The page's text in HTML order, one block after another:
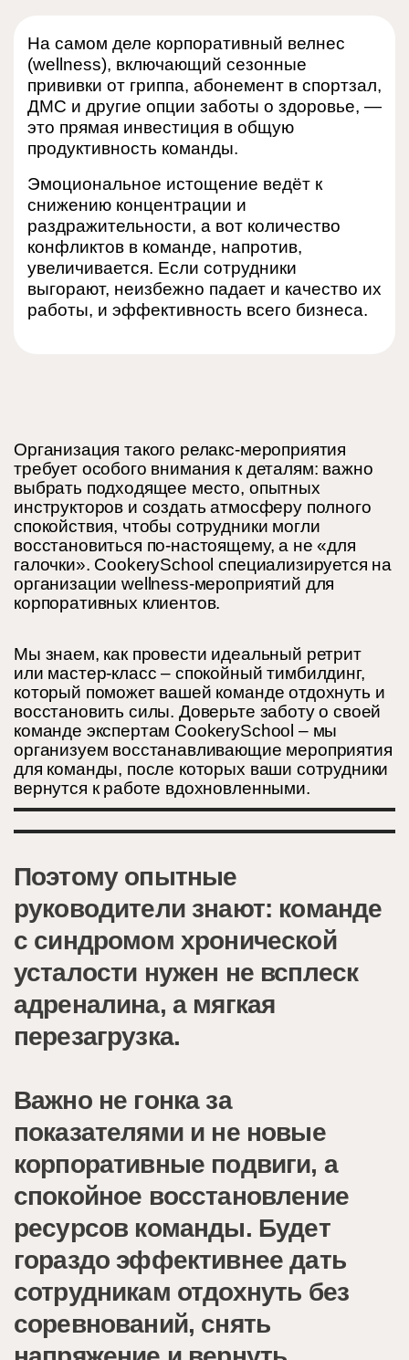
На самом деле корпоративный велнес
(wellness), включающий сезонные
прививки от гриппа, абонемент в спортзал,
ДМС и другие опции заботы о здоровье, —
это прямая инвестиция в общую
продуктивность команды.
Эмоциональное истощение ведёт к
снижению концентрации и
раздражительности, а вот количество
конфликтов в команде, напротив,
увеличивается. Если сотрудники
выгорают, неизбежно падает и качество их
работы, и эффективность всего бизнеса.
Организация такого релакс-мероприятия
требует особого внимания к деталям: важно
выбрать подходящее место, опытных
инструкторов и создать атмосферу полного
спокойствия, чтобы сотрудники могли
восстановиться по-настоящему, а не «для
галочки». CookerySchool специализируется на
организации wellness-мероприятий для
корпоративных клиентов.
Мы знаем, как провести идеальный ретрит
или мастер-класс – спокойный тимбилдинг,
который поможет вашей команде отдохнуть и
восстановить силы. Доверьте заботу о своей
команде экспертам CookerySchool – мы
организуем восстанавливающие мероприятия
для команды, после которых ваши сотрудники
вернутся к работе вдохновленными.
Поэтому опытные
руководители знают: команде
с синдромом хронической
усталости нужен не всплеск
адреналина, а мягкая
перезагрузка.
Важно не гонка за
показателями и не новые
корпоративные подвиги, а
спокойное восстановление
ресурсов команды. Будет
гораздо эффективнее дать
сотрудникам отдохнуть без
соревнований, снять